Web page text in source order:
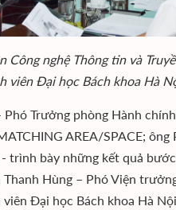
Công nghệ Thông tin và
viên Đại học Bách khoa Hà
Trưởng phòng Hành
AREA/SPACE;
bày những kết quả
Hùng – Phó Viện
Đại học Bách khoa Hà